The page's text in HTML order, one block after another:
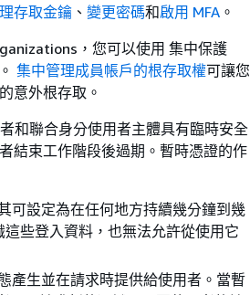
存取金鑰 、 變更密碼和啟用 MFA 。
，您可以使用 集中保護
集中管理成員帳戶的根存取權可讓您
意外根存取。
和聯合身分使用者主體具有臨時安全
結束工作階段後過期。暫時憑證的作
可設定為在任何地方持續幾分鐘到幾
些登入資料，也無法允許從使用它
產生並在請求時提供給使用者。當暫